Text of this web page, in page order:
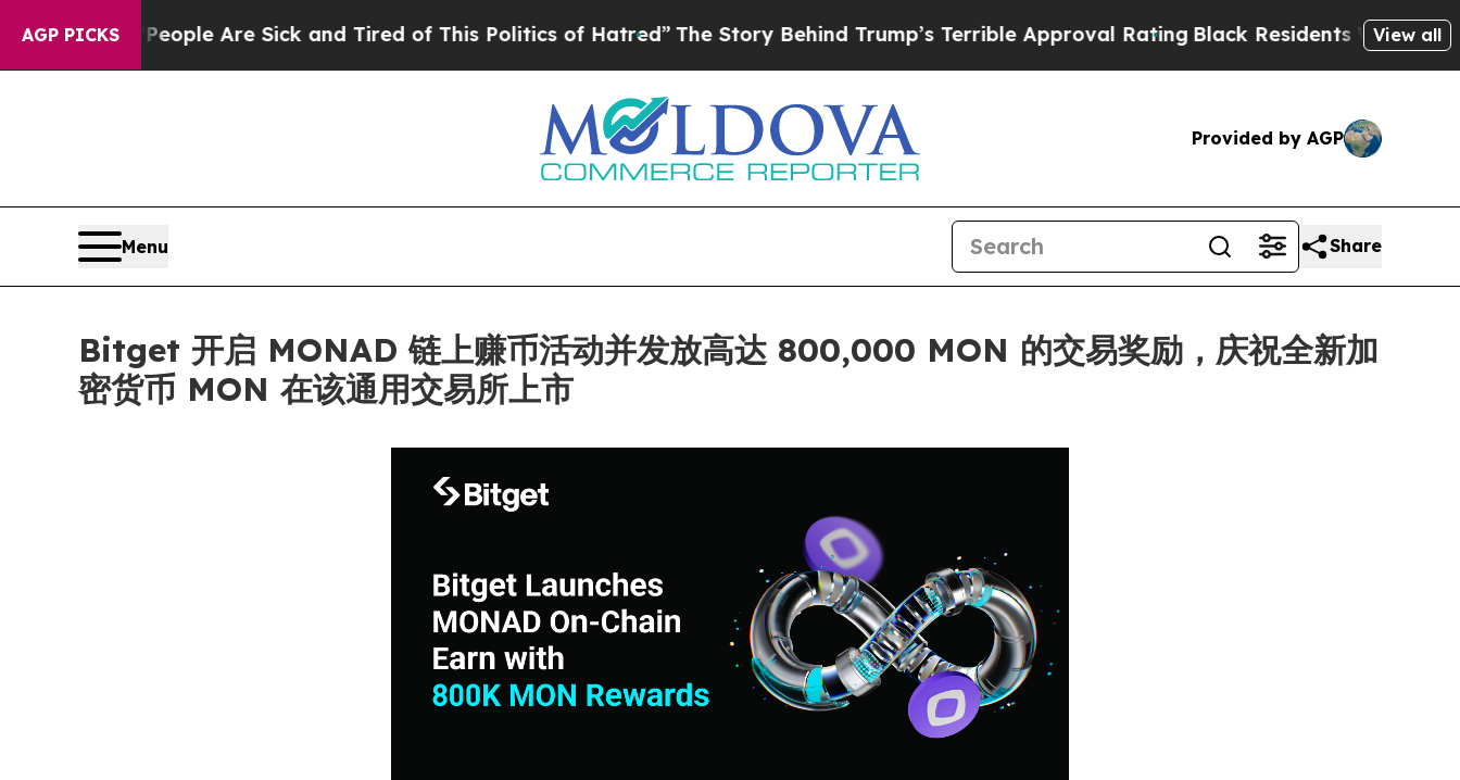
AGP PICKS
“People Are Sick and Tired of This Politics of Hatred” The Story Behind Trump’s Terrible Approval RatingBlack Residents Warned ofView all
Provided by AGP
Menu Share
Bitget 开启 MONAD 链上赚币活动并发放高达 800,000 MON 的交易奖励，庆祝全新加
密货币 MON 在该通用交易所上市